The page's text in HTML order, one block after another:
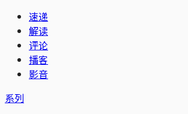
速递
解读
评论
播客
影音
系列